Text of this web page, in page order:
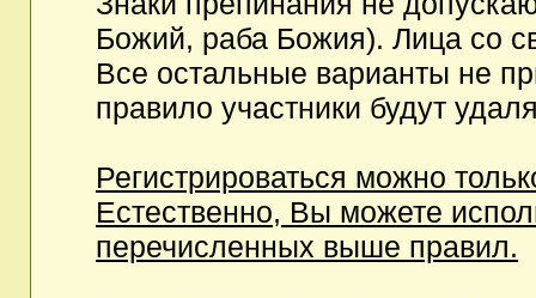
Божий, раба Божия). Лица со
Все остальные варианты не
правило участники будут
Регистрироваться можно
Естественно, Вы можете
перечисленных выше правил.